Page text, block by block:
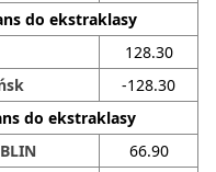
do ekstraklasy
128.30
-128.30
do ekstraklasy
66.90